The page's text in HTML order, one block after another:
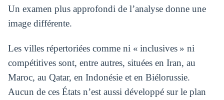
Un examen plus approfondi de l’analyse donne une
image différente.
Les villes répertoriées comme ni « inclusives » ni
compétitives sont, entre autres, situées en Iran, au
Maroc, au Qatar, en Indonésie et en Biélorussie.
Aucun de ces États n’est aussi développé sur le plan